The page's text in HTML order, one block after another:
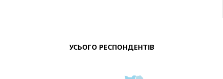
УСЬОГО РЕСПОНДЕНТІВ